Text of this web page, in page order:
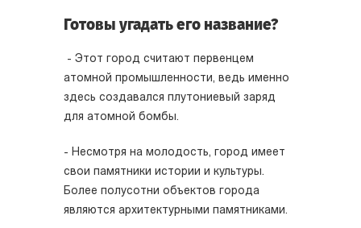
Готовы угадать его название?
- Этот город считают первенцем
атомной промышленности, ведь именно
здесь создавался плутониевый заряд
для атомной бомбы.
- Несмотря на молодость, город имеет
свои памятники истории и культуры.
Более полусотни объектов города
являются архитектурными памятниками.